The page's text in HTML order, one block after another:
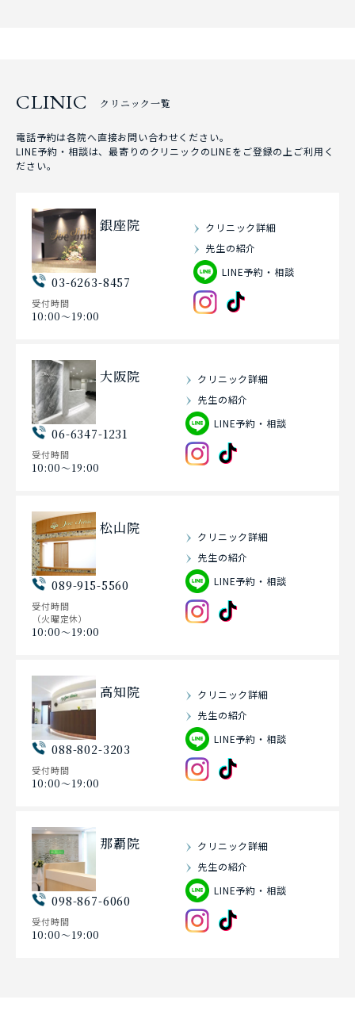
CLINIC クリニック一覧
電話予約は各院へ直接お問い合わせください。
LINE予約・相談は、最寄りのクリニックのLINEをご登録の上ご利用く
ださい。
銀座院
03-6263-8457
受付時間
10:00〜19:00
クリニック詳細
先生の紹介
LINE予約・相談
大阪院
06-6347-1231
受付時間
10:00〜19:00
クリニック詳細
先生の紹介
LINE予約・相談
松山院
089-915-5560
受付時間
（火曜定休）
10:00〜19:00
クリニック詳細
先生の紹介
LINE予約・相談
高知院
088-802-3203
受付時間
10:00〜19:00
クリニック詳細
先生の紹介
LINE予約・相談
那覇院
098-867-6060
受付時間
10:00〜19:00
クリニック詳細
先生の紹介
LINE予約・相談